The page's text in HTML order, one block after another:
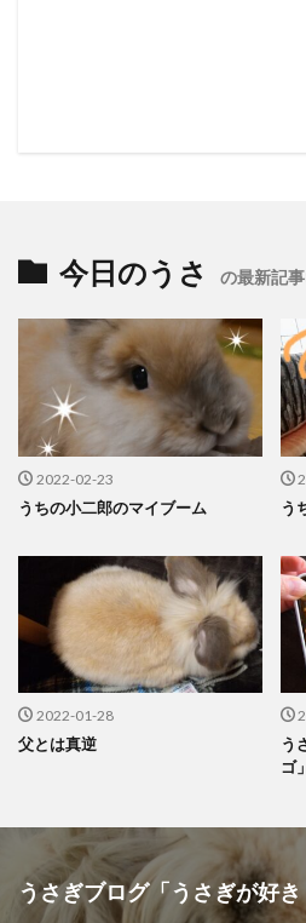
今日のうさ の最新記
2022-02-23
うちの小二郎のマイブーム う
2022-01-28
父とは真逆
う
ゴ
うさぎブログ「うさぎが好き